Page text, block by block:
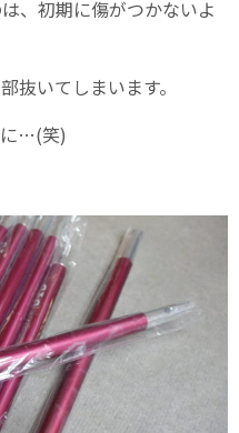
、初期に傷がつかないよ
抜いてしまいます。
に…(笑)